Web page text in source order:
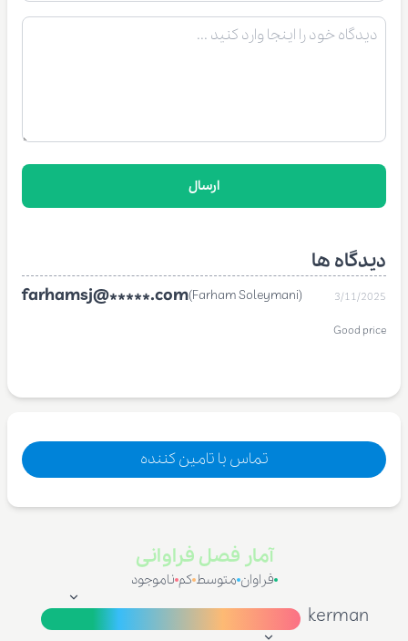
ارسال
دیدگاه ها
farhamsj@*****.com(Farham Soleymani) 3/11/2025
Good price
تماس با تامین کننده
آمار فصل فراوانی
فراوان متوسط کم ناموجود
kerman